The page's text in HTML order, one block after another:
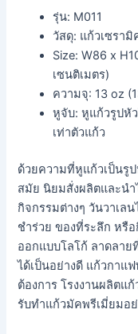
รุ่น: M011
วัสดุ: แก้วเซรา
Size: W86 x
เซนติเมตร)
ความจุ: 13 oz
หูจับ: หูแก้วรูปหั
เท่าตัวแก้ว
ด้วยความที่หูแก้วเป็นรู
สมัย นิยมสั่งผลิตและน
กิจกรรมต่างๆ วันวาเล
ชำร่วย ของที่ระลึก หรื
ออกแบบโลโก้ ลาดลาย
ได้เป็นอย่างดี แก้วกา
ต้องการ โรงงานผลิตแ
รับทำแก้วมัคพรีเมี่ยมอ